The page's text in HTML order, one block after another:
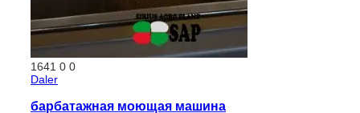
1641 0 0
Daler
барбатажная моющая машина